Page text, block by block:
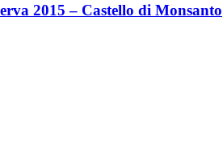
2015 – Castello di Monsanto